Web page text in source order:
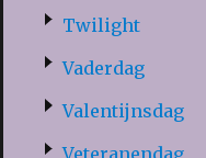
Twilight
Vaderdag
Valentijnsdag